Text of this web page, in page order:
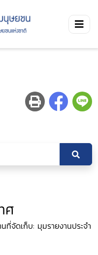
ศ
จัดเก็บ: มุมรายงานประจำ